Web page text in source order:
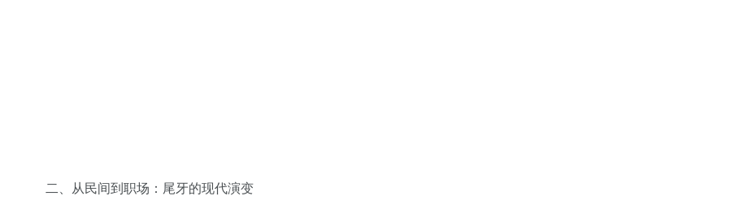
二、从民间到职场：尾牙的现代演变